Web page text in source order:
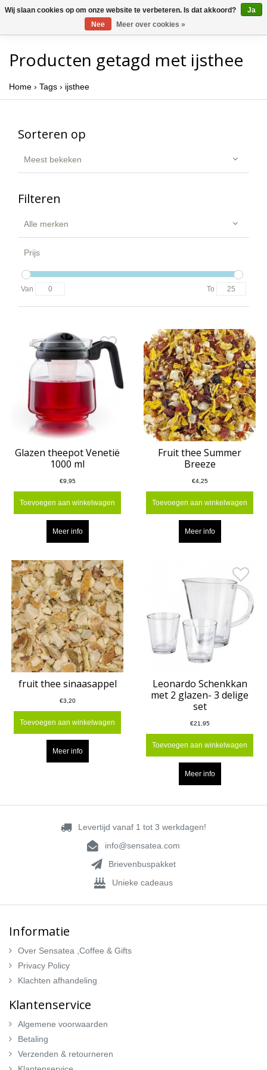
Producten getagd met ijsthee
Home › Tags › ijsthee
Sorteren op
Meest bekeken
Filteren
Alle merken
Prijs
Van To
Glazen theepot Venetië
1000 ml
€9,95
Toevoegen aan winkelwagen
Meer info
Fruit thee Summer
Breeze
€4,25
Toevoegen aan winkelwagen
Meer info
fruit thee sinaasappel
€3,20
Toevoegen aan winkelwagen
Meer info
Leonardo Schenkkan
met 2 glazen- 3 delige
set
€21,95
Toevoegen aan winkelwagen
Meer info
Levertijd vanaf 1 tot 3 werkdagen!
info@sensatea.com
Brievenbuspakket
Unieke cadeaus
Informatie
Over Sensatea ,Coffee & Gifts
Privacy Policy
Klachten afhandeling
Klantenservice
Algemene voorwaarden
Betaling
Verzenden & retourneren
Wij slaan cookies op om onze website te verbeteren. Is dat akkoord?
Ja
Nee
Meer over cookies »